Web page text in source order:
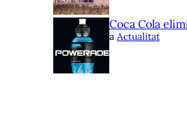
Coca Cola
a Actualitat